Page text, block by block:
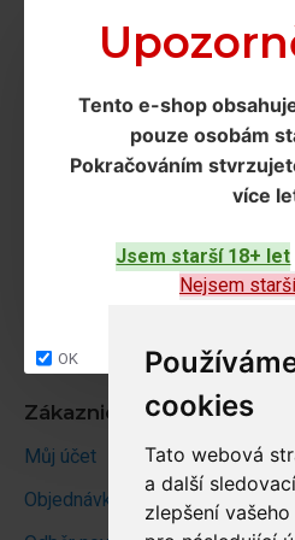
cookies
Tato webová
a další
zlepšení
Tento e-shop
pouze osobám
Pokračováním
více
Jsem starší 18+ let
Nejsem
OK
Ochrana os. údajů
Obchodní podmínky
Site map
Zákaznický účet
Můj účet
Objednávky